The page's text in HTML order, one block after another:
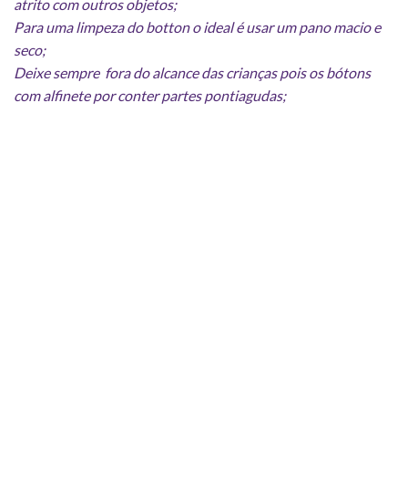
atrito com outros objetos;
Para uma limpeza do botton o ideal é usar um pano macio e
seco;
Deixe sempre fora do alcance das crianças pois os bótons
com alfinete por conter partes pontiagudas;